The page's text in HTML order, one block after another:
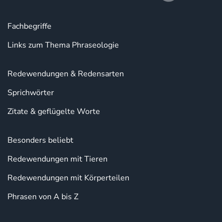
Fachbegriffe
Links zum Thema Phraseologie
Redewendungen & Redensarten
Sprichwörter
Zitate & geflügelte Worte
Besonders beliebt
Redewendungen mit Tieren
Redewendungen mit Körperteilen
Phrasen von A bis Z